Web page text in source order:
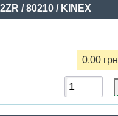
/ 80210 / KINEX
0.00 грн